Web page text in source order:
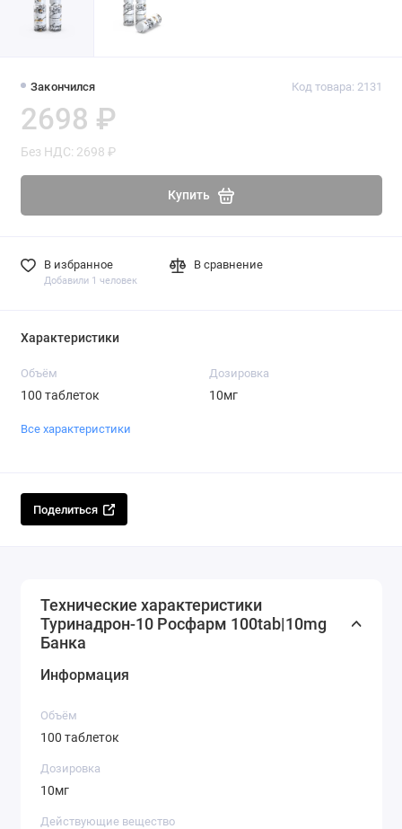
Закончился Код товара: 2131
2698 ₽
Без НДС: 2698 ₽
Купить
В избранное
Добавили 1 человек
В сравнение
Характеристики
Объём
100 таблеток
Дозировка
10мг
Все характеристики
Поделиться
Технические характеристики
Туринадрон-10 Росфарм 100tab|10mg
Банка
Информация
Объём
100 таблеток
Дозировка
10мг
Действующие вещество